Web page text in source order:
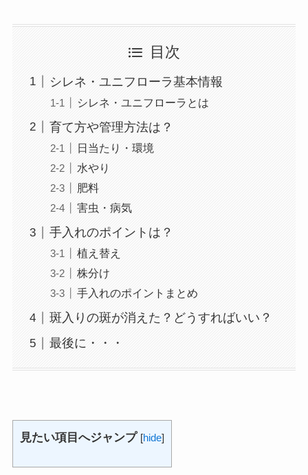
目次
シレネ・ユニフローラ基本情報
シレネ・ユニフローラとは
育て方や管理方法は？
日当たり・環境
水やり
肥料
害虫・病気
手入れのポイントは？
植え替え
株分け
手入れのポイントまとめ
斑入りの斑が消えた？どうすればいい？
最後に・・・
見たい項目へジャンプ [hide]